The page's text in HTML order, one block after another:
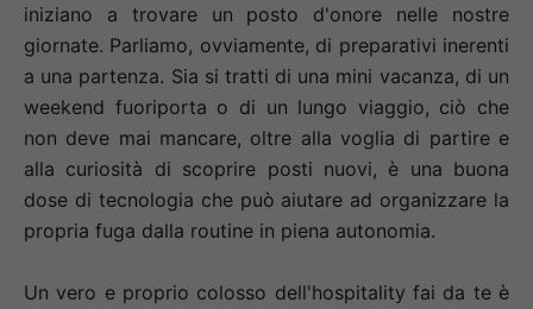
iniziano a trovare un posto d'onore nelle nostre
giornate. Parliamo, ovviamente, di preparativi inerenti
a una partenza. Sia si tratti di una mini vacanza, di un
weekend fuoriporta o di un lungo viaggio, ciò che
non deve mai mancare, oltre alla voglia di partire e
alla curiosità di scoprire posti nuovi, è una buona
dose di tecnologia che può aiutare ad organizzare la
propria fuga dalla routine in piena autonomia.
Un vero e proprio colosso dell'hospitality fai da te è